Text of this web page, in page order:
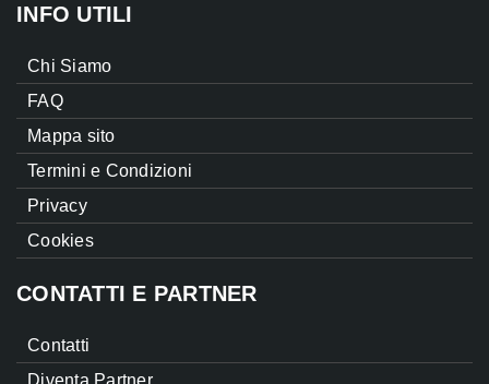
INFO UTILI
Chi Siamo
FAQ
Mappa sito
Termini e Condizioni
Privacy
Cookies
CONTATTI E PARTNER
Contatti
Diventa Partner